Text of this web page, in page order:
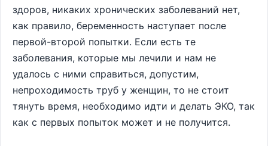
здоров, никаких хронических заболеваний нет,
как правило, беременность наступает после
первой-второй попытки. Если есть те
заболевания, которые мы лечили и нам не
удалось с ними справиться, допустим,
непроходимость труб у женщин, то не стоит
тянуть время, необходимо идти и делать ЭКО, так
как с первых попыток может и не получится.